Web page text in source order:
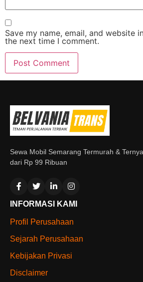
Save my name, email, and website
the next time I comment.
Sewa Mobil Semarang Termurah &
dari Rp 99 Ribuan
INFORMASI KAMI
Profil Perusahaan
Sejarah Perusahaan
Kebijakan Privasi
Disclaimer